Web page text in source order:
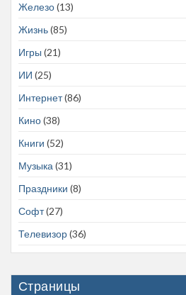
Железо(13)
Жизнь(85)
Игры (21)
ИИ (25)
Интернет(86)
Кино(38)
Книги (52)
Музыка(31)
Праздники (8)
Софт(27)
Телевизор(36)
Страницы